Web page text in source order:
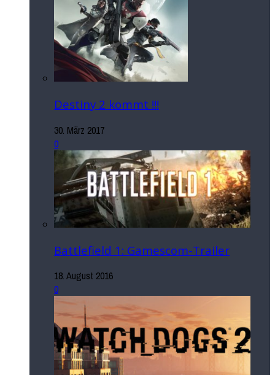
Destiny 2 kommt !!!
30. März 2017
0
Battlefield 1: Gamescom-Trailer
18. August 2016
0